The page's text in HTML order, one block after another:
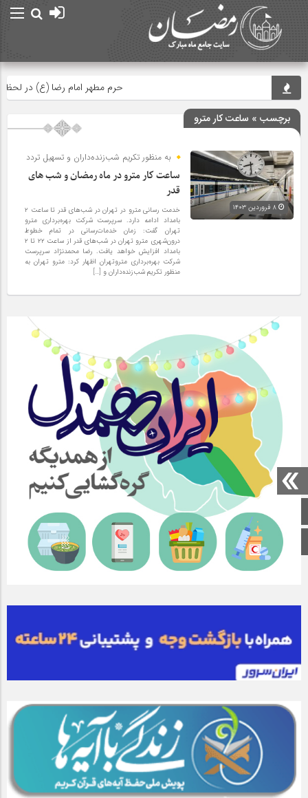
صفحه اصلی
اینستاگرام
حرم مطهر امام رضا (ع) در لحظه
برچسب » ساعت کار مترو
به منظور تکریم شب‌زنده‌داران و تسهیل تردد
ساعت کار مترو در ماه رمضان و شب های
قدر
خدمت رسانی مترو در تهران در شب‌های قدر تا ساعت ۲
بامداد ادامه دارد. سرپرست شرکت بهره‌برداری مترو
تهران گفت: زمان خدمات‌رسانی در تمام خطوط
درون‌شهری مترو تهران در شب‌های قدر از ساعت ۲۲ تا ۲
بامداد افزایش خواهد یافت. رضا محمدنژاد سرپرست
شرکت بهره‌برداری متروتهران اظهار کرد: مترو تهران به
منظور تکریم شب‌زنده‌داران و […]